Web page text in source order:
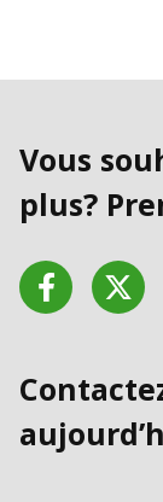
Vous
plus?
FacebookTwitter